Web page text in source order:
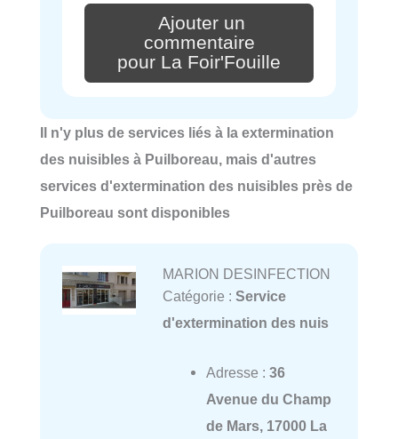
Ajouter un
commentaire
pour La Foir'Fouille
Il n'y plus de services liés à la extermination
des nuisibles à Puilboreau, mais d'autres
services d'extermination des nuisibles près de
Puilboreau sont disponibles
MARION DESINFECTION
Catégorie : Service
d'extermination des nuis
Adresse : 36
Avenue du Champ
de Mars, 17000 La